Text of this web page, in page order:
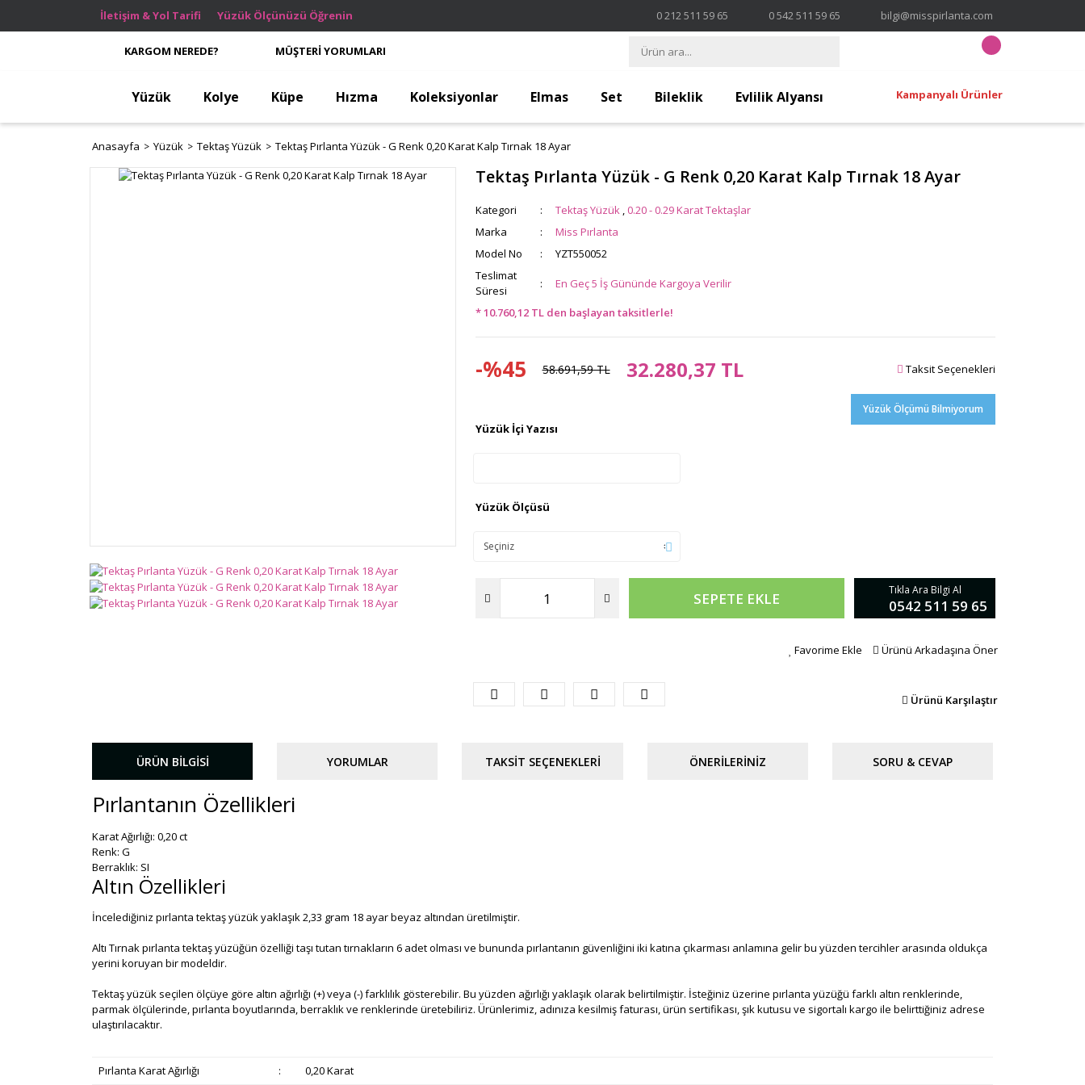
İletişim & Yol Tarifi Yüzük Ölçünüzü Öğrenin 0 212 511 59 65 0 542 511 59 65 bilgi@misspirlanta.com
KARGOM NEREDE? MÜŞTERİ YORUMLARI
Yüzük Kolye Küpe Hızma Koleksiyonlar Elmas Set Bileklik Evlilik Alyansı Kampanyalı Ürünler
Anasayfa Yüzük Tektaş Yüzük Tektaş Pırlanta Yüzük - G Renk 0,20 Karat Kalp Tırnak 18 Ayar
Tektaş Pırlanta Yüzük - G Renk 0,20 Karat Kalp Tırnak 18 Ayar
Kategori Tektaş Yüzük ,0.20 - 0.29 Karat Tektaşlar
Marka
Miss Pırlanta
Model No
YZT550052
Teslimat
Süresi
En Geç 5 İş Gününde Kargoya Verilir
* 10.760,12 TL den başlayan taksitlerle!
-%45 58.691,59 TL 32.280,37 TL Taksit Seçenekleri
Yüzük Ölçümü Bilmiyorum
Yüzük İçi Yazısı
Yüzük Ölçüsü
SEPETE EKLE Tıkla Ara Bilgi Al
0542 511 59 65
Favorime Ekle Ürünü Arkadaşına Öner
Ürünü Karşılaştır
ÜRÜN BILGISI YORUMLAR TAKSIT SEÇENEKLERI ÖNERILERINIZ SORU & CEVAP
Pırlantanın Özellikleri
Karat Ağırlığı: 0,20 ct
Renk: G
Berraklık: SI
Altın Özellikleri
İncelediğiniz pırlanta tektaş yüzük yaklaşık 2,33 gram 18 ayar beyaz altından üretilmiştir.
Altı Tırnak pırlanta tektaş yüzüğün özelliği taşı tutan tırnakların 6 adet olması ve bununda pırlantanın güvenliğini iki katına çıkarması anlamına gelir bu yüzden tercihler arasında oldukça
yerini koruyan bir modeldir.
Tektaş yüzük seçilen ölçüye göre altın ağırlığı (+) veya (-) farklılık gösterebilir. Bu yüzden ağırlığı yaklaşık olarak belirtilmiştir. İsteğiniz üzerine pırlanta yüzüğü farklı altın renklerinde,
parmak ölçülerinde, pırlanta boyutlarında, berraklık ve renklerinde üretebiliriz. Ürünlerimiz, adınıza kesilmiş faturası, ürün sertifikası, şık kutusu ve sigortalı kargo ile belirttiğiniz adrese
ulaştırılacaktır.
Pırlanta Karat Ağırlığı :
0,20 Karat